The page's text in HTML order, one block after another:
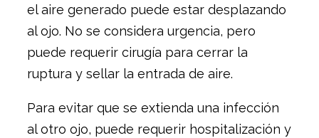
el aire generado puede estar desplazando
al ojo. No se considera urgencia, pero
puede requerir cirugía para cerrar la
ruptura y sellar la entrada de aire.
Para evitar que se extienda una infección
al otro ojo, puede requerir hospitalización y